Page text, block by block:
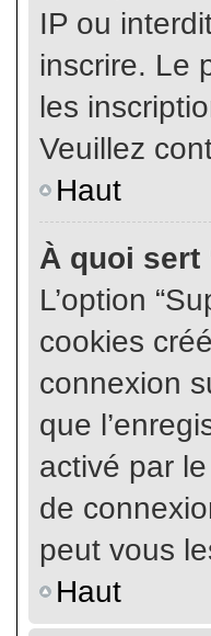
IP ou
inscrire. Le
les
Veuillez
Haut
À quoi sert
L’option
cookies
connexion
que
activé par
de
peut vous
Haut